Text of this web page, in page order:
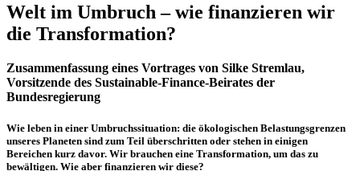
Welt im Umbruch – wie finanzieren wir
die Transformation?
Zusammenfassung eines Vortrages von Silke Stremlau,
Vorsitzende des Sustainable-Finance-Beirates der
Bundesregierung
Wie leben in einer Umbruchssituation: die ökologischen Belastungsgrenzen
unseres Planeten sind zum Teil überschritten oder stehen in einigen
Bereichen kurz davor. Wir brauchen eine Transformation, um das zu
bewältigen. Wie aber finanzieren wir diese?